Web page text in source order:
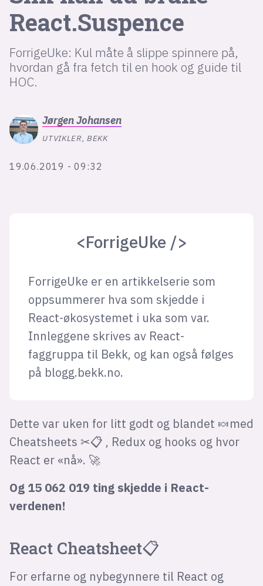
React.Suspence
ForrigeUke: Kul måte å slippe spinnere på,
hvordan gå fra fetch til en hook og guide til
HOC.
JørgenJohansen
UTVIKLER, BEKK
19.06.2019 - 09:32
<ForrigeUke />
ForrigeUke er en artikkelserie som
oppsummerer hva som skjedde i
React-økosystemet i uka som var.
Innleggene skrives av React-
faggruppa til Bekk, og kan også følges
på blogg.bekk.no.
Dette var uken for litt godt og blandet 🍬med
Cheatsheets ✂📋 , Redux og hooks og hvor
React er «nå». 🚀
Og 15 062 019 ting skjedde i React-
verdenen!
React Cheatsheet📋
For erfarne og nybegynnere til React og
mørk modus
LinkedIn
Facebook
suksesshistorier